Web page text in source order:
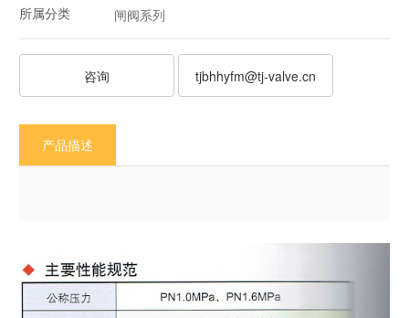
所属分类 闸阀系列
咨询 tjbhhyfm@tj-valve.cn
产品描述